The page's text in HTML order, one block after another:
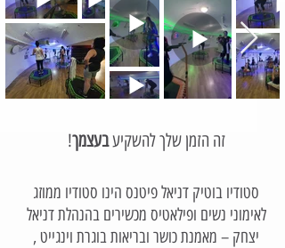
!זה הזמן שלך להשקיעבעצמך
סטודיו בוטיק דניאל פיטנס הינו סטודיו ממוזג
לאימוני נשים ופילאטיס מכשירים בהנהלת דניאל
יצחק – מאמנת כושר ובריאות בוגרת וינגייט ,